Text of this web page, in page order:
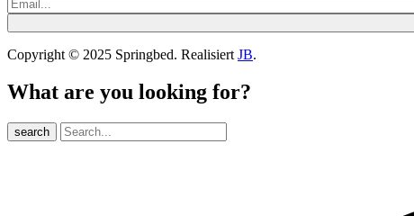
Copyright © 2025 Springbed. Realisiert JB.
What are you looking for?
search